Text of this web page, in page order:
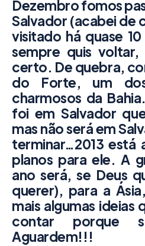
Dezembro fomos
Salvador (acabei de
visitado há quase
sempre quis voltar,
certo. De quebra,
do Forte, um
charmosos da
foi em Salvador
mas não será em
terminar…2013 está
planos para ele. A
ano será, se Deus
querer), para a
mais algumas ideias
contar porque
Aguardem!!!